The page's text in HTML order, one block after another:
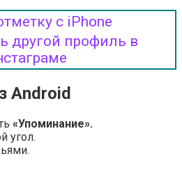
с iPhone
другой профиль в
Android
«Упоминание».
угол.